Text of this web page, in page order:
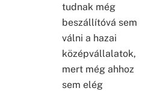
tudnak még
beszállítóvá sem
válni a hazai
középvállalatok,
mert még ahhoz
sem elég